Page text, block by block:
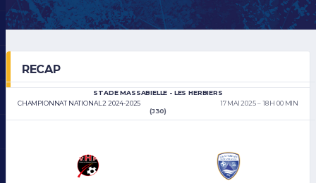
RECAP
CHAMPIONNAT NATIONAL 2 2024-2025
STADE MASSABIELLE - LES HERBIERS
17 MAI 2025
18 H 00 MIN
(J30)